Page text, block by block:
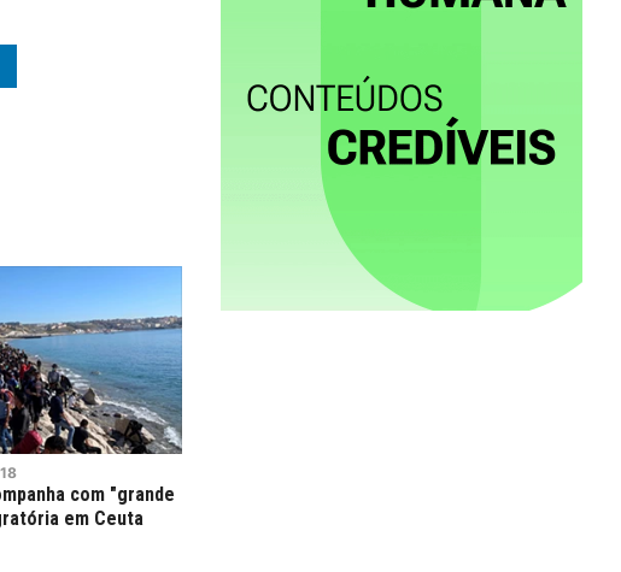
com "grande
em Ceuta